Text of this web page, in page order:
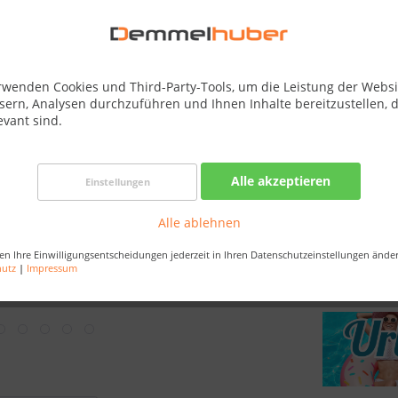
Cookies und Third-Party-Tools, um die Leistung der
Analysen durchzuführen und Ihnen Inhalte bereitzustellen,
sind.
Einstellungen Alle akzeptieren
Alle ablehnen
Ihre Einwilligungsentscheidungen jederzeit in Ihren Datenschutzeinstellungen
| Impressum
Bestellen Sie
Sekunden,
Versandart: